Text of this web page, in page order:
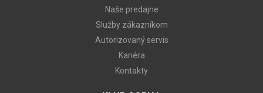
Naše predajne
Služby zákazníkom
Autorizovaný servis
Kariéra
Kontakty